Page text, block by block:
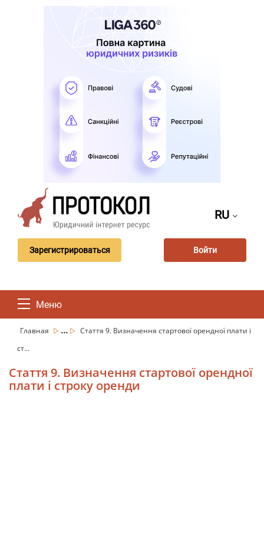
RU
Зарегистрироваться Войти
Меню
Главная ...
Стаття 9. Визначення стартової орендної плати і
ст...
Стаття 9. Визначення стартової орендної
плати і строку оренди